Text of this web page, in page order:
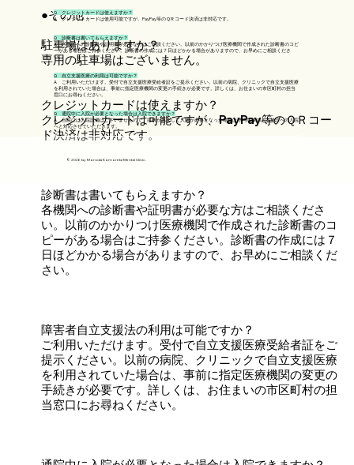
●その他
駐車場はありますか？
専用の駐車場はございません。
クレジットカードは使えますか？
クレジットカードは可能ですが、PayPay等のＱＲコー
ド決済は非対応です。
診断書は書いてもらえますか？
各機関への診断書や証明書が必要な方はご相談くださ
い。以前のかかりつけ医療機関で作成された診断書のコ
ピーがある場合はご持参ください。診断書の作成には７
日ほどかかる場合がありますので、お早めにご相談くだ
さい。
障害者自立支援法の利用は可能ですか？
ご利用いただけます。受付で自立支援医療受給者証をご
提示ください。以前の病院、クリニックで自立支援医療
を利用されていた場合は、事前に指定医療機関の変更の
手続きが必要です。詳しくは、お住まいの市区町村の担
当窓口にお尋ねください。
Q クレジットカードは使えますか？
A クレジットカードは使用可能ですが、PayPay等のＱＲコード決済は非対応です。
Q 診断書は書いてもらえますか？
A 各機関への診断書や証明書が必要な方はご相談ください。以前のかかりつけ医療機関で作成された診断書のコピ
ーがある場合はご持参ください。診断書の作成には７日ほどかかる場合がありますので、お早めにご相談くださ
い。
Q 自立支援医療の利用は可能ですか？
A ご利用いただけます。受付で自立支援医療受給者証をご提示ください。以前の病院、クリニックで自立支援医療
を利用されていた場合は、事前に指定医療機関の変更の手続きが必要です。詳しくは、お住まいの市区町村の担当
窓口にお尋ねください。
Q 通院中に入院が必要となった場合は入院できますか？
A 当院には入院設備はございませんので、症状が悪化して入院が必要となった場合は専門病棟のある施設への入院
へと対応させていただきます。
© 2026 by Morioka Komorebi Mental Clinic.